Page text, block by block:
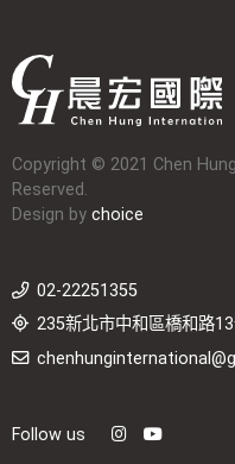
Copyright © 2021 Chen
Reserved.
Design by choice
02-22251355
235新北市中和區橋和路
Follow us